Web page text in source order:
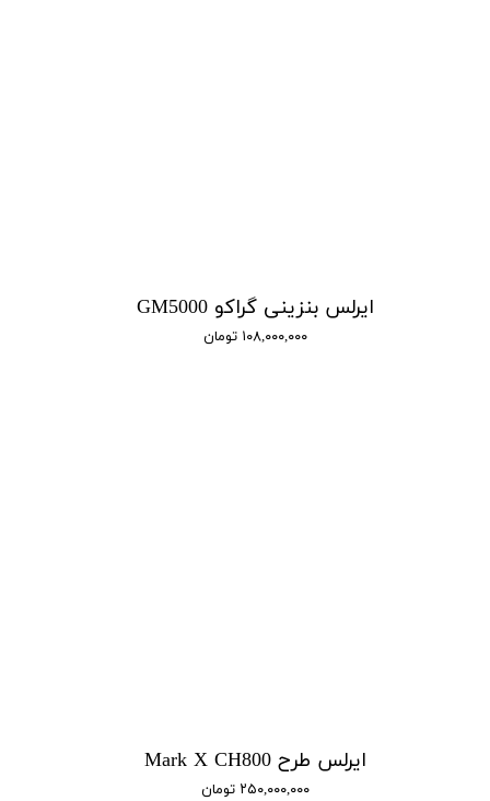
ایرلس بنزینی گراکو GM5000
۱۰۸,۰۰۰,۰۰۰ تومان
ایرلس طرح Mark X CH800
۲۵۰,۰۰۰,۰۰۰ تومان